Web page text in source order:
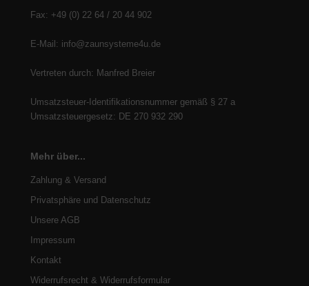
Fax: +49 (0) 22 64 / 20 44 902
E-Mail: info@zaunsysteme4u.de
Vertreten durch: Manfred Breier
Umsatzsteuer-Identifikationsnummer gemäß § 27 a
Umsatzsteuergesetz: DE 270 932 290
Mehr über...
Zahlung & Versand
Privatsphäre und Datenschutz
Unsere AGB
Impressum
Kontakt
Widerrufsrecht & Widerrufsformular